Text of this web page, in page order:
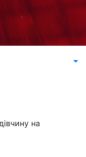
на